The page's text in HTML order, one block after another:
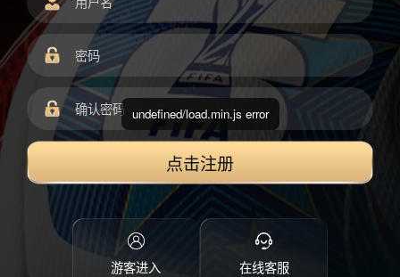
点击注册
游客进入 在线客服
undefined/load.min.js error